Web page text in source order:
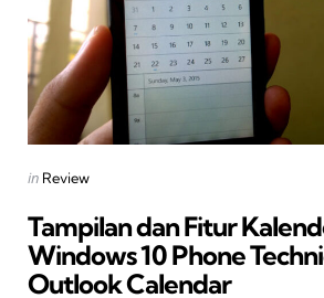
Categories
Posted
in Review
Tampilan dan Fitur
Windows 10 Phone
Outlook Calendar